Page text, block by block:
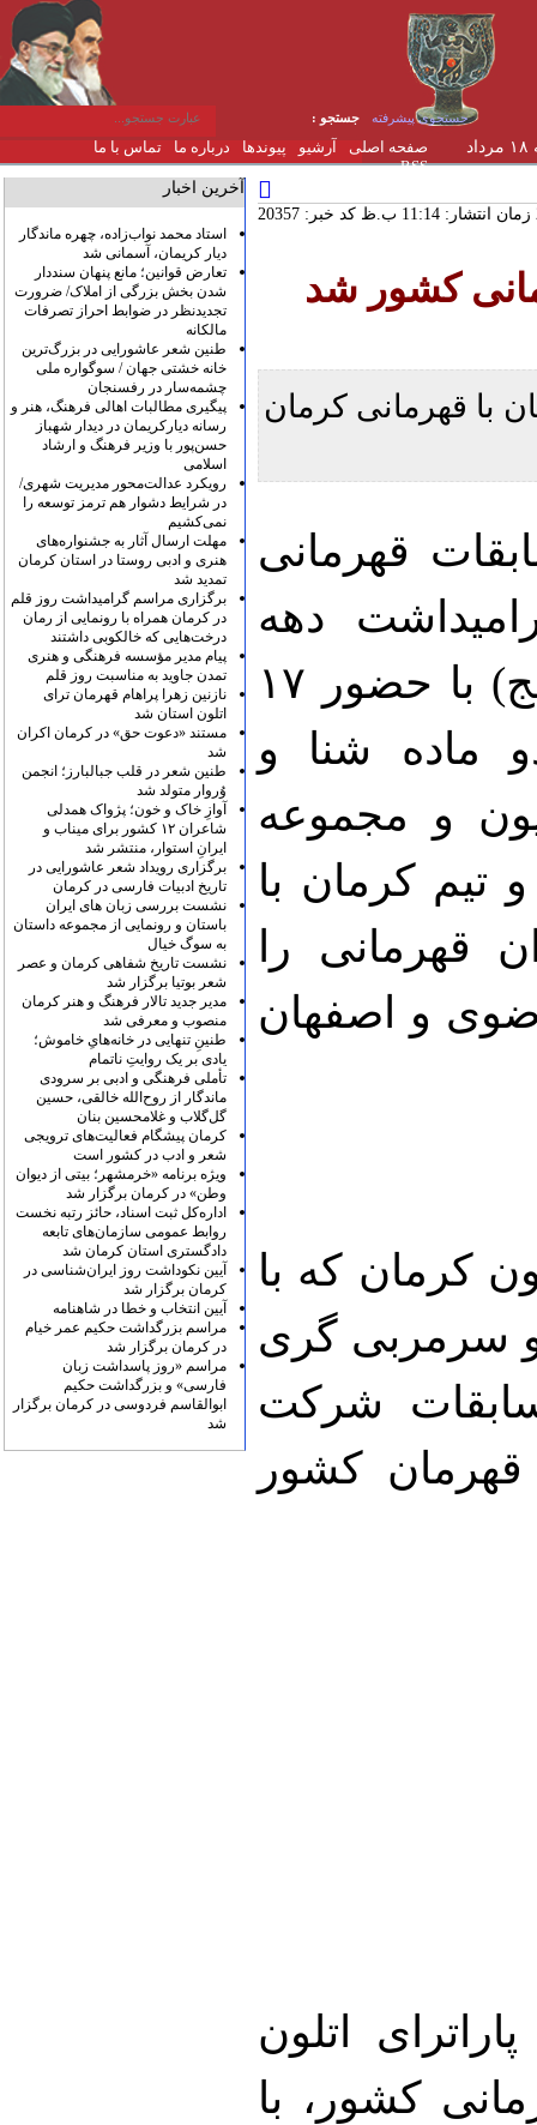
جستجوی پیشرفته جستجو :
صفحه اصلی آرشیو پیوندها درباره ما
تماس با ما
RSS
یکشنبه ۱۸ مرداد
کد خبر: 20357
کشور شد
با قهرمانی کرمان
قهرمانی
دهه
مبارک فجر و میلاد امام زمان (عج) با حضور ۱۷
ماده شنا و
و مجموعه
تیم کرمان با
قهرمانی را
و اصفهان
کرمان که با
سرمربی گری
شرکت
قهرمان کشور
اتلون
کشور، با
آخرین اخبار
استاد محمد نواب‌زاده، چهره ماندگار
دیار کریمان، آسمانی شد
تعارض قوانین؛ مانع پنهان سنددار
شدن بخش بزرگی از املاک/ ضرورت
تجدیدنظر در ضوابط احراز تصرفات
مالکانه
طنین شعر عاشورایی در بزرگ‌ترین
خانه خشتی جهان / سوگواره ملی
چشمه‌سار در رفسنجان
پیگیری مطالبات اهالی فرهنگ، هنر و
رسانه دیارکریمان در دیدار شهباز
حسن‌پور با وزیر فرهنگ و ارشاد
اسلامی
رویکرد عدالت‌محور مدیریت شهری/
در شرایط دشوار هم ترمز توسعه را
نمی‌کشیم
مهلت ارسال آثار به جشنواره‌های
هنری و ادبی روستا در استان کرمان
تمدید شد
برگزاری مراسم گرامیداشت روز قلم
در کرمان همراه با رونمایی از رمان
درخت‌هایی که خالکوبی داشتند
پیام مدیر مؤسسه فرهنگی و هنری
تمدن جاوید به مناسبت روز قلم
نازنین زهرا پراهام قهرمان ترای
اتلون استان شد
مستند «دعوت حق» در کرمان اکران
شد
طنین شعر در قلب جبالبارز؛ انجمن
وُروار متولد شد
آوازِ خاک و خون؛ پژواک همدلی
شاعران ۱۲ کشور برای میناب و
ایرانِ استوار، منتشر شد
برگزاری رویداد شعر عاشورایی در
تاریخ ادبیات فارسی در کرمان
نشست بررسی زبان های ایران
باستان و رونمایی از مجموعه داستان
به سوگ خیال
نشست تاریخ شفاهی کرمان و عصر
شعر بوتیا برگزار شد
مدیر جدید تالار فرهنگ و هنر کرمان
منصوب و معرفی شد
طنینِ تنهایی در خانه‌هایِ خاموش؛
یادی بر یک روایتِ ناتمام
تأملی فرهنگی و ادبی بر سرودی
ماندگار از روح‌الله خالقی، حسین
گل‌گلاب و غلامحسین بنان
کرمان پیشگام فعالیت‌های ترویجی
شعر و ادب در کشور است
ویژه برنامه «خرمشهر؛ بیتی از دیوان
وطن» در کرمان برگزار شد
اداره‌کل ثبت اسناد، حائز رتبه نخست
روابط عمومی سازمان‌های تابعه
دادگستری استان کرمان شد
آیین نکوداشت روز ایران‌شناسی در
کرمان برگزار شد
آیین انتخاب و خطا در شاهنامه
مراسم بزرگداشت حکیم عمر خیام
در کرمان برگزار شد
مراسم «روز پاسداشت زبان
فارسی» و بزرگداشت حکیم
ابوالقاسم فردوسی در کرمان برگزار
شد